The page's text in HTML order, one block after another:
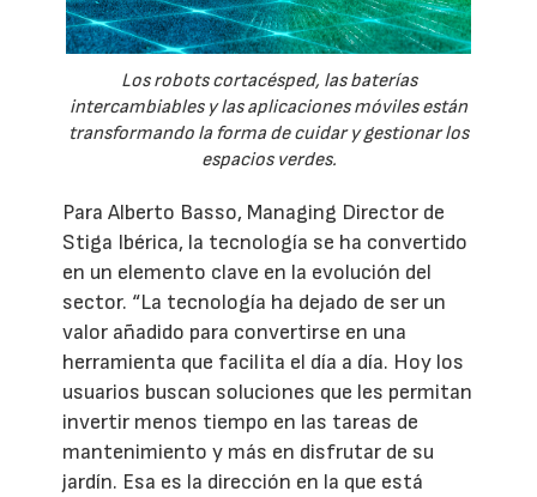
Los robots cortacésped, las baterías
intercambiables y las aplicaciones móviles están
transformando la forma de cuidar y gestionar los
espacios verdes.
Para Alberto Basso, Managing Director de
Stiga Ibérica, la tecnología se ha convertido
en un elemento clave en la evolución del
sector. “La tecnología ha dejado de ser un
valor añadido para convertirse en una
herramienta que facilita el día a día. Hoy los
usuarios buscan soluciones que les permitan
invertir menos tiempo en las tareas de
mantenimiento y más en disfrutar de su
jardín. Esa es la dirección en la que está